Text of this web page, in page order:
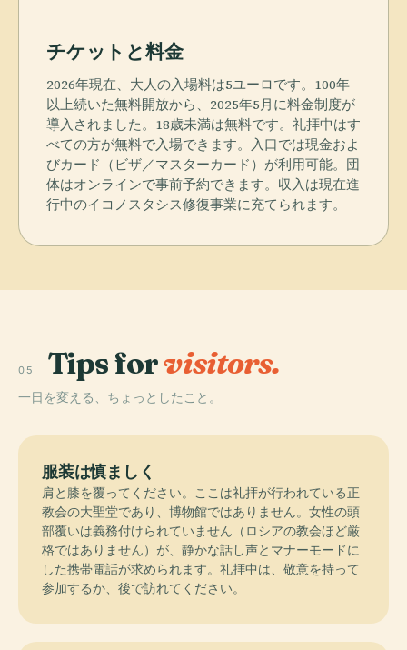
チケットと料金
2026年現在、大人の入場料は5ユーロです。100年
以上続いた無料開放から、2025年5月に料金制度が
導入されました。18歳未満は無料です。礼拝中はす
べての方が無料で入場できます。入口では現金およ
びカード（ビザ／マスターカード）が利用可能。団
体はオンラインで事前予約できます。収入は現在進
行中のイコノスタシス修復事業に充てられます。
05 Tips forvisitors.
一日を変える、ちょっとしたこと。
服装は慎ましく
肩と膝を覆ってください。ここは礼拝が行われている正
教会の大聖堂であり、博物館ではありません。女性の頭
部覆いは義務付けられていません（ロシアの教会ほど厳
格ではありません）が、静かな話し声とマナーモードに
した携帯電話が求められます。礼拝中は、敬意を持って
参加するか、後で訪れてください。